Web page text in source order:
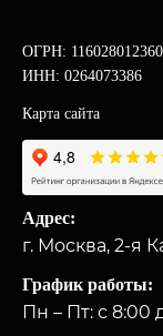
ОГРН:
ИНН: 0264073386
Карта сайта
Адрес:
г. Москва, 2-я
График работы:
Пн – Пт: с 8:00